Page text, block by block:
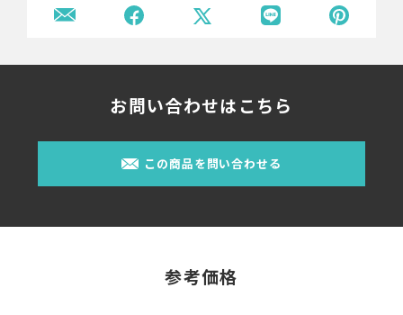
お問い合わせはこちら
この商品を問い合わせる
参考価格